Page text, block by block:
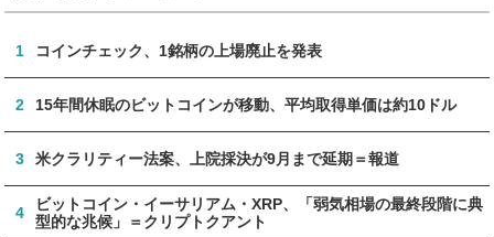
1 コインチェック、1銘柄の上場廃止を発表
2 15年間休眠のビットコインが移動、平均取得単価は約10ドル
3 米クラリティー法案、上院採決が9月まで延期＝報道
4
ビットコイン・イーサリアム・XRP、「弱気相場の最終段階に典
型的な兆候」＝クリプトクアント